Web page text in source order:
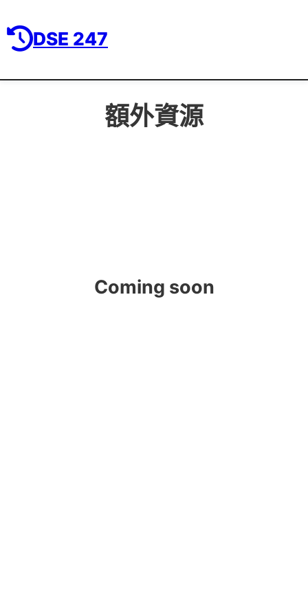
DSE 247
額外資源
Coming soon